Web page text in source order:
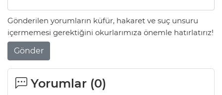
Gönderilen yorumların küfür, hakaret ve suç unsuru
içermemesi gerektiğini okurlarımıza önemle hatırlatırız!
Gönder
Yorumlar (0)